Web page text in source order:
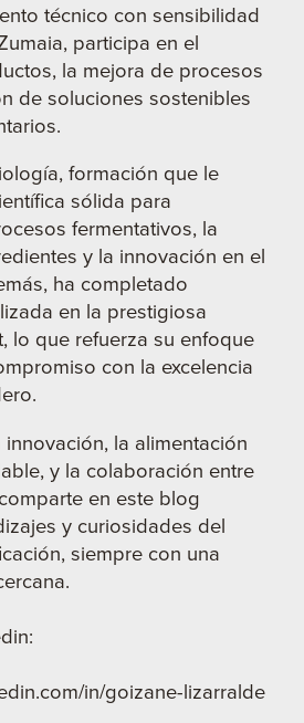
técnico con sensibilidad
participa en el
la mejora de procesos
de soluciones sostenibles
formación que le
sólida para
fermentativos, la
y la innovación en el
ha completado
en la prestigiosa
lo que refuerza su enfoque
con la excelencia
la alimentación
y la colaboración entre
en este blog
y curiosidades del
siempre con una
in/goizane-lizarralde